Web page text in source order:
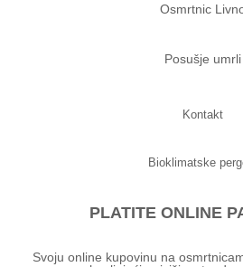
Osmrtnic
Posušje umrli
Kontakt
Bioklimatske
PLATITE ONLINE
Svoju online kupovinu na